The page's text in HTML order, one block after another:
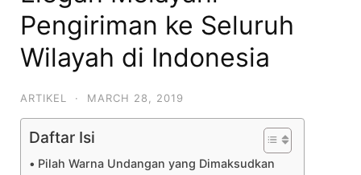
Pengiriman ke Seluruh
Wilayah di Indonesia
ARTIKEL · MARCH 28, 2019
Daftar Isi
Pilah Warna Undangan yang Dimaksudkan